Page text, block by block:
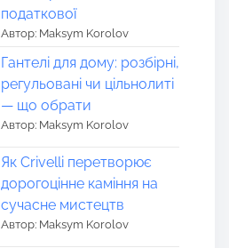
податкової
Автор: Maksym Korolov
Гантелі для дому: розбірні,
регульовані чи цільнолиті
— що обрати
Автор: Maksym Korolov
Як Crivelli перетворює
дорогоцінне каміння на
сучасне мистецтв
Автор: Maksym Korolov